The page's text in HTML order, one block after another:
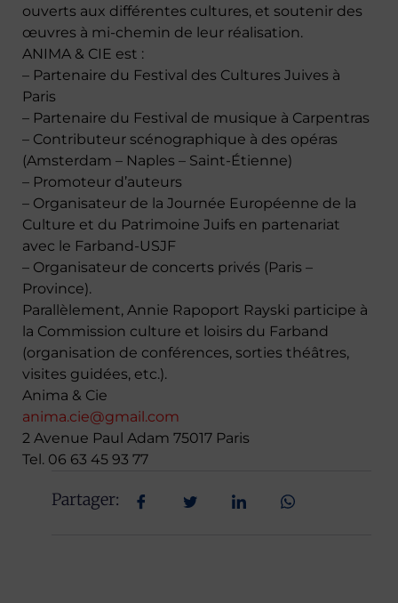
ouverts aux différentes cultures, et soutenir des
œuvres à mi-chemin de leur réalisation.
ANIMA & CIE est :
– Partenaire du Festival des Cultures Juives à
Paris
– Partenaire du Festival de musique à Carpentras
– Contributeur scénographique à des opéras
(Amsterdam – Naples – Saint-Étienne)
– Promoteur d’auteurs
– Organisateur de la Journée Européenne de la
Culture et du Patrimoine Juifs en partenariat
avec le Farband-USJF
– Organisateur de concerts privés (Paris –
Province).
Parallèlement, Annie Rapoport Rayski participe à
la Commission culture et loisirs du Farband
(organisation de conférences, sorties théâtres,
visites guidées, etc.).
Anima & Cie
anima.cie@gmail.com
2 Avenue Paul Adam 75017 Paris
Tel. 06 63 45 93 77
Partager: